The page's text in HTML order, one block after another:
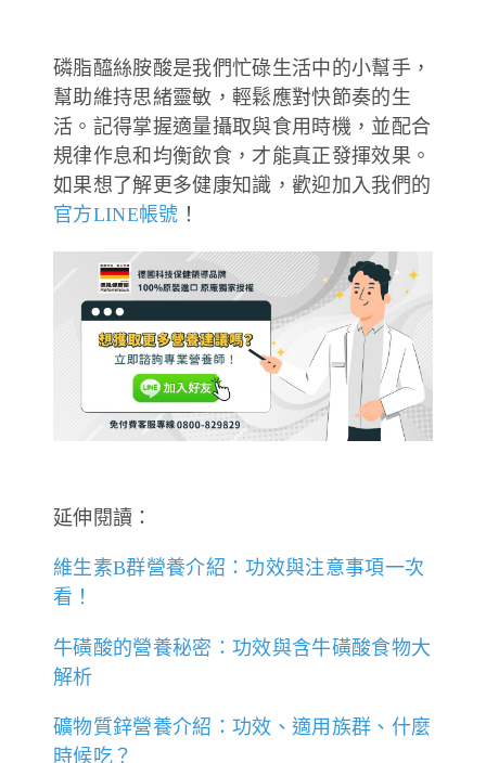
磷脂醯絲胺酸是我們忙碌生活中的小幫手，
幫助維持思緒靈敏，輕鬆應對快節奏的生
活。記得掌握適量攝取與食用時機，並配合
規律作息和均衡飲食，才能真正發揮效果。
如果想了解更多健康知識，歡迎加入我們的
官方LINE帳號 ！
延伸閱讀：
維生素B群營養介紹：功效與注意事項一次
看！
牛磺酸的營養秘密：功效與含牛磺酸食物大
解析
礦物質鋅營養介紹：功效、適用族群、什麼
時候吃？